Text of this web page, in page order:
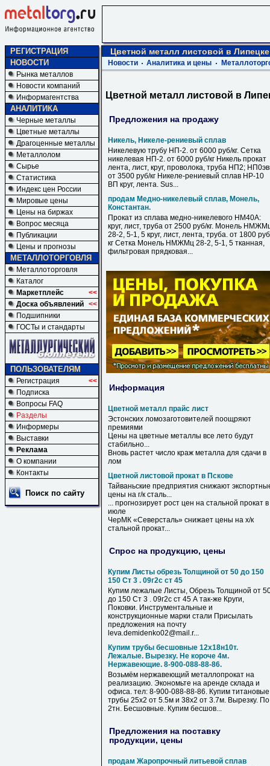
РЕГИСТРАЦИЯ
НОВОСТИ
Рынка металлов
Новости компаний
Информагентства
АНАЛИТИКА
Черные металлы
Цветные металлы
Драгоценные металлы
Металлолом
Сырье
Статистика
Индекс цен России
Мировые цены
Цены на биржах
Вопрос месяца
Публикации
Цены и прогнозы
МЕТАЛЛОТОРГОВЛЯ
Металлоторговля
Каталог
Маркетплейс
<<
Доска объявлений <<
Подшипники
ГОСТы и стандарты
ПОЛЬЗОВАТЕЛЯМ
Регистрация
<<
Подписка
Вопросы FAQ
Разделы
Информеры
Выставки
Реклама
О компании
Контакты
Поиск по сайту
Цветной металл листовой в
Новости Аналитика и цены
Цветной металл листовой в
Предложения на продажу
Никель, Никеле-рениевый сплав
Никелевую трубу НП-2. от 6000 руб/кг. Сетка
никелевая НП-2. от 6000 руб/кг Никель прокат
лента, лист, круг, проволока, труба НП2;
от 3500 руб/кг Никеле-рениевый сплав НР-10
ВП круг, лента. Sus...
продам Медно-никелевый сплав, Монель,
Константан.
Прокат из сплава медно-никелевого НМ40А:
круг, лист, труба от 2500 руб/кг. Монель
28-2, 5-1, 5 круг, лист, лента, труба. от 1800
кг Сетка Монель НМЖМц 28-2, 5-1, 5 тканная,
фильтровая прядковая...
Информация
Цветной металл прайс лист
Эстонских ломозаготовителей поощряют
премиями
Цены на цветные металлы все лето будут
стабильно...
Вновь растет число краж металла для сдачи в
лом
Цветной листовой прокат в Пскове
Тайваньские предприятия снижают
цены на г/к сталь...
... прогнозирует рост цен на стальной прокат в
июле
ЧерМК «Северсталь» снижает цены на х/к
стальной прокат...
Спрос на продукцию, цены
Купим Листы обрезь Толщиной от 50 до 150
150 Ст 3 . 09г2с ст 45
Купим лежалые Листы, Обрезь Толщиной от
до 150 Ст 3 . 09г2с ст 45 А так-же Круги,
Поковки. Инструментальные и
конструкционные марки стали Присылать
предложения на почту
leva.demidenko02@mail.r...
Купим трубы бесшовные 12х18н10т.
Лежалые. Вырезку. Не короче 4м.
Нержавеющие. 8-900-088-88-86.
Возьмём нержавеющий металлопрокат на
реализацию. Экономьте на аренде склада и
офиса. тел: 8-900-088-88-86. Купим титановые
трубы 25х2 от 5.5м и 38х2 от 3.7м. Вырезку. По
2тн. Бесшовные. Купим бесшов...
Предложения на поставку
продукции, цены
продам Жаропрочный литьевой сплав